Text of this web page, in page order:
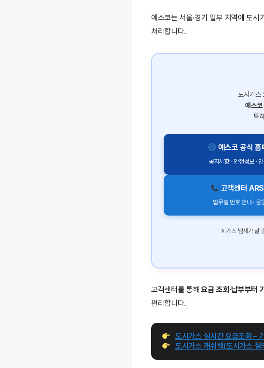
예스코는 서울·경기 일부 지역에 도시
처리합니다.
도시가스
예스코
특
예스코 공식 홈
공지사항 · 안전정보 ·
고객센터
업무별 번호 안내 · 운
※ 가스 냄새가 날
고객센터를 통해요금 조회·납부부터
편리합니다.
도시가스 실시간 요금조회 –
도시가스 캐쉬백(도시가스